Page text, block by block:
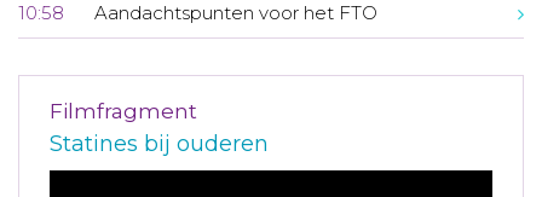
10:58 Aandachtspunten voor het FTO
Filmfragment
Statines bij ouderen